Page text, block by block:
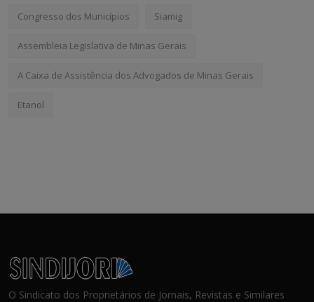
Congresso dos Municípios Siamig
Assembleia Legislativa de Minas Gerais
A Caixa de Assistência dos Advogados de Minas Gerais
Etanol
O Sindicato dos Proprietários de Jornais, Revistas e Similares